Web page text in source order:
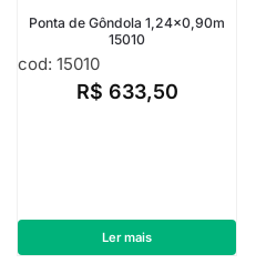
Ponta de Gôndola 1,24×0,90m
15010
cod: 15010
R$ 633,50
Ler mais